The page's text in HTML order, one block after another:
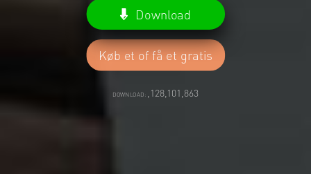
Download
Køb et of få et gratis
DOWNLOAD: ,128,101,863